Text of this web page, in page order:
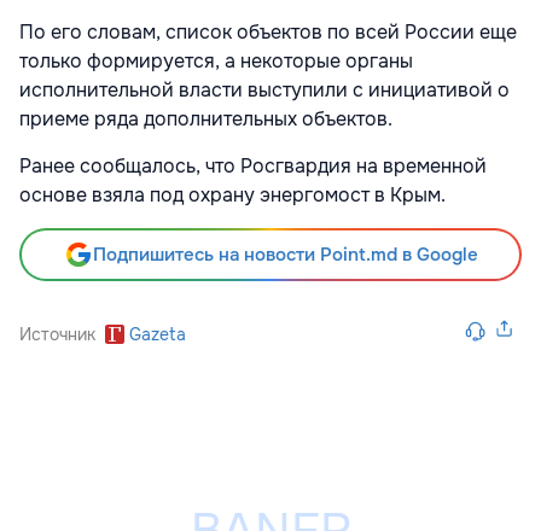
По его словам, список объектов по всей России еще
только формируется, а некоторые органы
исполнительной власти выступили с инициативой о
приеме ряда дополнительных объектов.
Ранее сообщалось, что Росгвардия на временной
основе взяла под охрану энергомост в Крым.
Подпишитесь на новости Point.md в Google
Источник Gazeta